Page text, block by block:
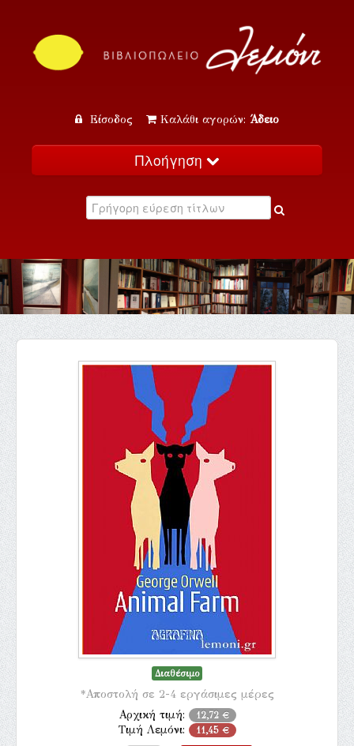
Είσοδος Καλάθι αγορών: Άδειο
Πλοήγηση
Κατάλογος
Εκδηλώσεις
Επικοινωνία
Διαθέσιμο
*Αποστολή σε 2-4 εργάσιμες μέρες
Αρχική τιμή: 12,72 €
Τιμή Λεμόνι: 11,45 €